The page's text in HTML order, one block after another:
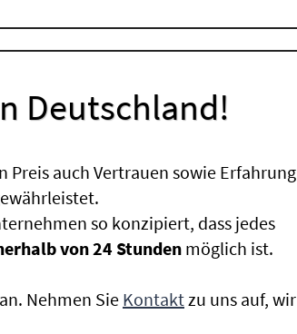
Deutschland!
Preis auch Vertrauen sowie Erfahrung
so konzipiert, dass jedes
von 24 Stunden möglich ist.
Nehmen Sie Kontaktzu uns auf, wir